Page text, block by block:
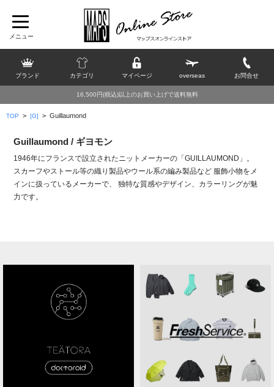
ブランド カテゴリ マイページ overseas お問合せ
16,500円(税込)以上のお買い上げで送料無料
TOP > [G] > Guillaumond
Guillaumond / ギヨモン
1946年にフランスで設立されたニットメーカーの「GUILLAUMOND」。
スカーフやストール等の織り製品やウール系の編み製品など 服飾小物をメ
インに扱っているメーカーで、 独特な質感やデザイン、カラーリングが魅
力です。